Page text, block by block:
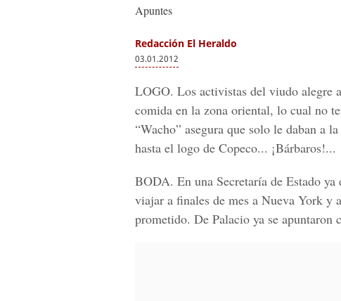
Apuntes
Redacción El Heraldo
03.01.2012
LOGO. Los activistas del viudo alegre
comida en la zona oriental, lo cual no
“Wacho” asegura que solo le daban a
hasta el logo de Copeco... ¡Bárbaros!...
BODA. En una Secretaría de Estado
viajar a finales de mes a Nueva York
prometido. De Palacio ya se apuntaron